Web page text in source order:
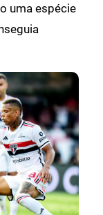
uma espécie